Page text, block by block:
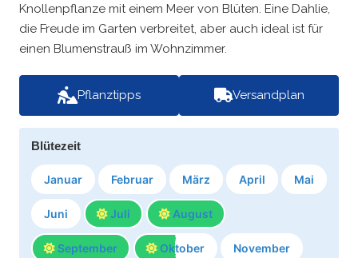
Knollenpflanze mit einem Meer von Blüten. Eine Dahlie,
die Freude im Garten verbreitet, aber auch ideal ist für
einen Blumenstrauß im Wohnzimmer.
Pflanztipps Versandplan
Blütezeit
Januar Februar März April Mai
Juni Juli August
September Oktober November